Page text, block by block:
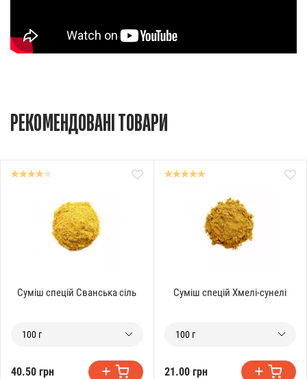
РЕКОМЕНДОВАНІ ТОВАРИ
Суміш спецій Сванська сіль
100 г
40.50 грн
Суміш спецій Хмелі-сунелі
100 г
21.00 грн